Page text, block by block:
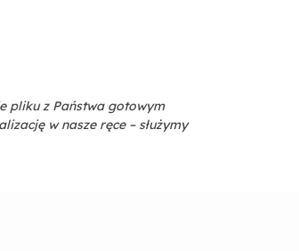
pliku z Państwa gotowym
w nasze ręce – służymy